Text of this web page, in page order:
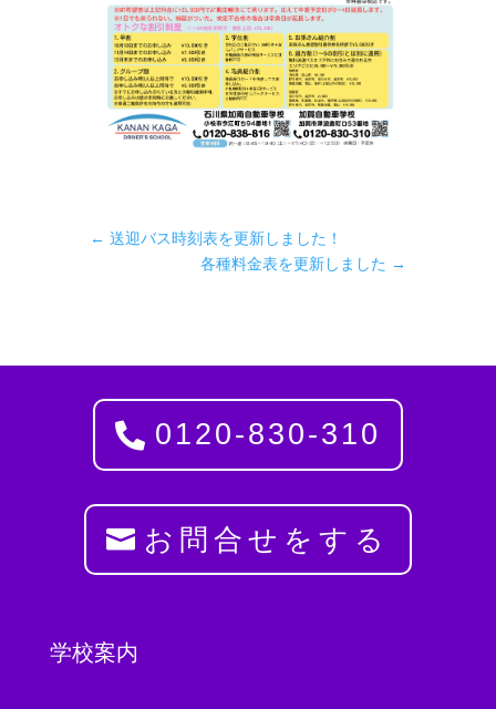
← 送迎バス時刻表を更新しました！
各種料金表を更新しました →
0120-830-310
お問合せをする
学校案内